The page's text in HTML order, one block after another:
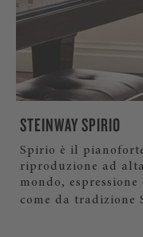
STEINWAY SPIRIO
Spirio è il
riproduzione ad
mondo,
come da tradizione